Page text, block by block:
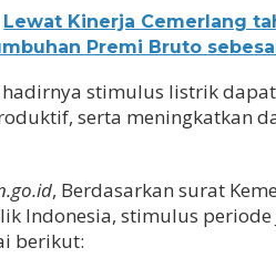
Lewat Kinerja Cemerlang
Premi Bruto
hadirnya stimulus listrik
serta meningkatkan
, Berdasarkan surat
Indonesia, stimulus
berikut: